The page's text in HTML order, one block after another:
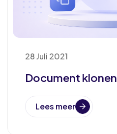
28 Juli 2021
Document klonen
Lees meer